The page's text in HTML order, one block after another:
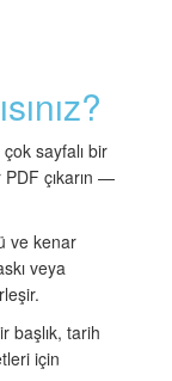
sayfalı bir
çıkarın —
ve kenar
veya
başlık, tarih
için